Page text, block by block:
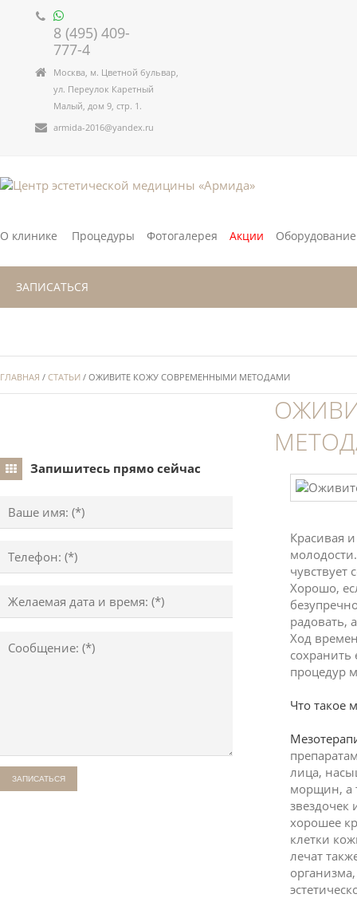
8 (495) 409-
777-4
Москва, м. Цветной бульвар,
ул. Переулок Каретный
Малый, дом 9, стр. 1.
armida-2016@yandex.ru
О клинике Процедуры Фотогалерея Акции
ЗАПИСАТЬСЯ
ГЛАВНАЯ / СТАТЬИ / ОЖИВИТЕ КОЖУ СОВРЕМЕННЫМИ МЕТОДАМИ
Запишитесь прямо сейчас
Красивая
чувствует
Хорошо,
радовать,
Ход
процедур
Что такое
лица,
морщин, а
звездочек
хорошее
клетки
лечат